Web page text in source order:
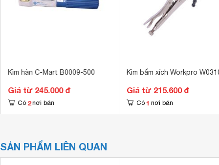
Kìm hàn C-Mart B0009-500
Giá từ 245.000 đ
Có 2 nơi bán
Kìm bấm xích Workpro
Giá từ 215.600 đ
Có 1 nơi bán
SẢN PHẨM LIÊN QUAN